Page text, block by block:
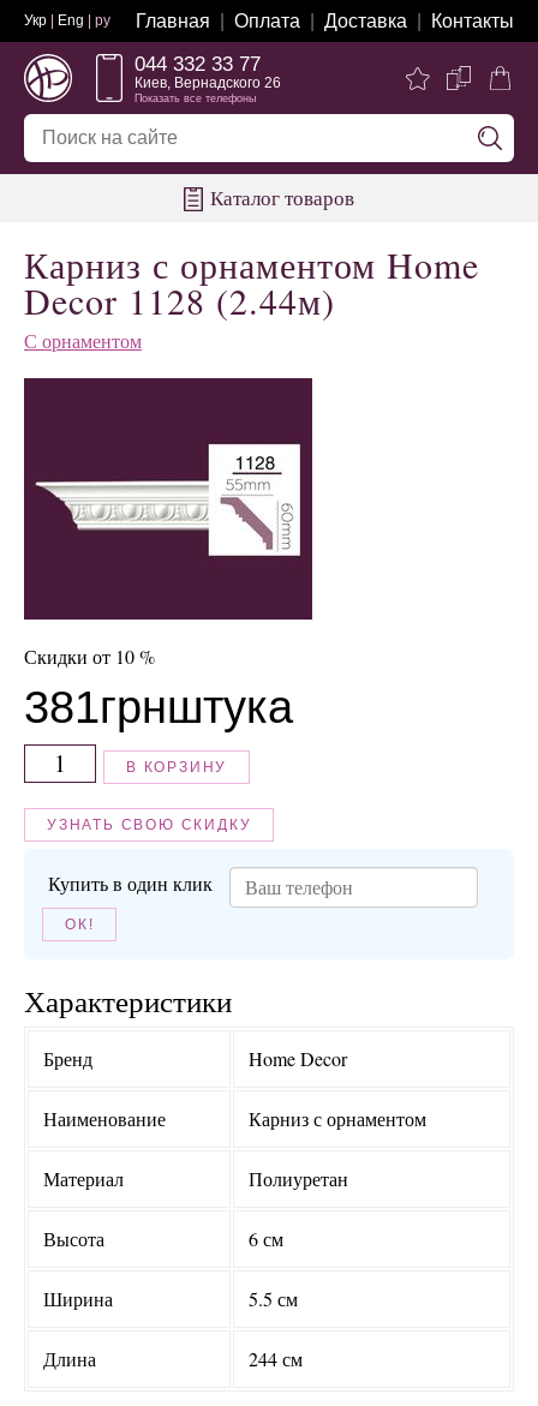
Укр Eng | ру Главная Оплата Доставка Контакты
044 332 33 77
Киев, Вернадского 26
Показать все телефоны
Каталог товаров
Карниз с орнаментом Home
Decor 1128 (2.44м)
С орнаментом
Скидки от 10 %
381грнштука
В КОРЗИНУ
УЗНАТЬ СВОЮ СКИДКУ
Купить в один клик
ОК!
Характеристики
Бренд Home Decor
Наименование Карниз с орнаментом
Материал Полиуретан
Высота 6 см
Ширина 5.5 см
Длина 244 см